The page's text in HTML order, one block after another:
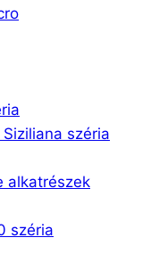
széria
alkatrészek
széria